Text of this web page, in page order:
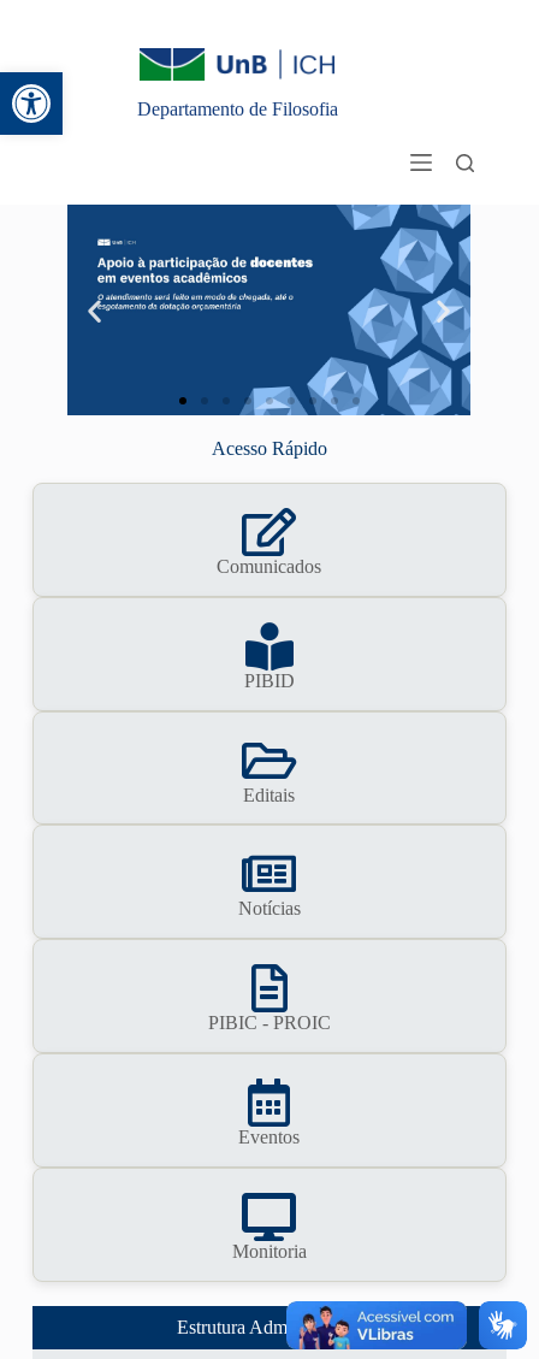
Abrir a barra de ferramentas
Departamento de Filosofia
Acesso Rápido
Comunicados
PIBID
Editais
Notícias
PIBIC - PROIC
Eventos
Monitoria
Estrutura Administrativa